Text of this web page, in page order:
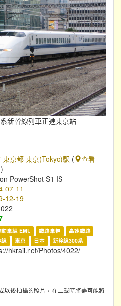
新幹線列車正進東京站
東京都 東京(Tokyo)駅 (
查看
)
PowerShot S1 IS
07-11
12-19
動車組 EMU 鐵路車輛
高速鐵路
線
東京 日本 新幹線300系
hkrail.net/Photos/4022/
以後拍攝的照片，在上載時將盡可能將